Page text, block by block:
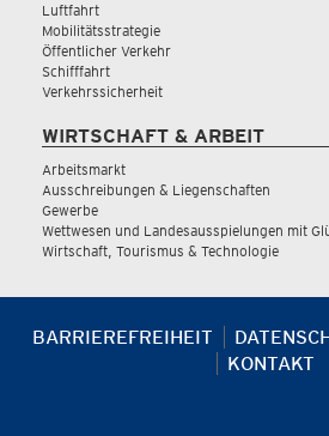
Luftfahrt
Mobilitätsstrategie
Öffentlicher Verkehr
Schifffahrt
Verkehrssicherheit
WIRTSCHAFT & ARBEIT
Arbeitsmarkt
Ausschreibungen & Liegenschaften
Gewerbe
Wettwesen und Landesausspielungen mit
Wirtschaft, Tourismus & Technologie
BARRIEREFREIHEIT
KONTAKT